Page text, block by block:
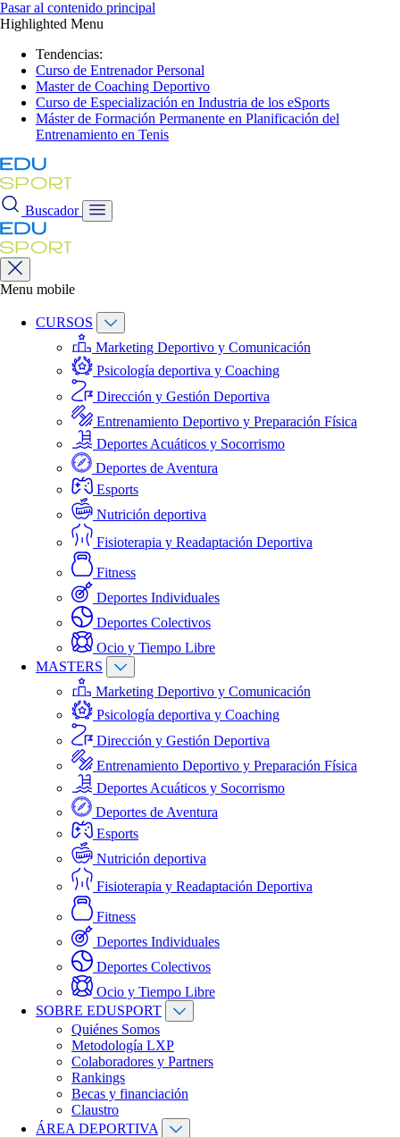
Pasar al contenido principal
Highlighted Menu
Tendencias:
Curso de Entrenador Personal
Master de Coaching Deportivo
Curso de Especialización en Industria de los eSports
Máster de Formación Permanente en Planificación del
Entrenamiento en Tenis
Buscador
Menu mobile
CURSOS
Marketing Deportivo y Comunicación
Psicología deportiva y Coaching
Dirección y Gestión Deportiva
Entrenamiento Deportivo y Preparación Física
Deportes Acuáticos y Socorrismo
Deportes de Aventura
Esports
Nutrición deportiva
Fisioterapia y Readaptación Deportiva
Fitness
Deportes Individuales
Deportes Colectivos
Ocio y Tiempo Libre
MASTERS
Marketing Deportivo y Comunicación
Psicología deportiva y Coaching
Dirección y Gestión Deportiva
Entrenamiento Deportivo y Preparación Física
Deportes Acuáticos y Socorrismo
Deportes de Aventura
Esports
Nutrición deportiva
Fisioterapia y Readaptación Deportiva
Fitness
Deportes Individuales
Deportes Colectivos
Ocio y Tiempo Libre
SOBRE EDUSPORT
Quiénes Somos
Metodología LXP
Colaboradores y Partners
Rankings
Becas y financiación
Claustro
ÁREA DEPORTIVA